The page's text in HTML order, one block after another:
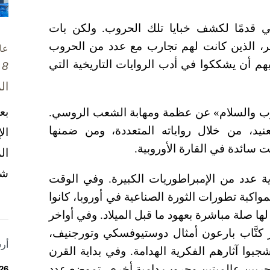
قدمًا لكشف خبايا تلك الحروب. ولكن بات
الذين كانت لهم تجارب مع عدد من الحروب
أن يشككوا في أدب الروايات التاريخية التي
والسلام» عن عظمة ومهابة الشعب الروسي.
من خلال رواياته المتعددة، ومن ضمنها
سائدة في القارة الأوروبية.
عدد من الإمبراطوريات الكبيرة. وفي الوقت
تطورات الثورة الصناعية في أوروبا، كانوا
لها صلة مباشرة بعهود ما قبل الميلاد. وفي أواخر
كتَّاب بارعون أمثال دوستيوفسكي وتورجنيف،
آثارهم الفكرية الهدامة. وفي بداية القرن
8 تشرين الأول / أكتوبر، 2025